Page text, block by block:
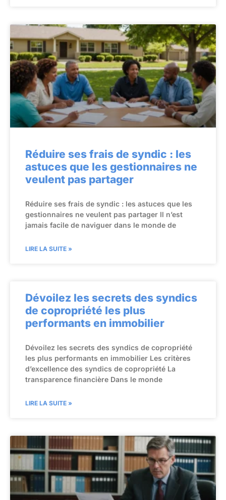
Réduire ses frais de syndic : les
astuces que les gestionnaires ne
veulent pas partager
Réduire ses frais de syndic : les astuces que les
gestionnaires ne veulent pas partager Il n’est
jamais facile de naviguer dans le monde de
LIRE LA SUITE »
Dévoilez les secrets des syndics
de copropriété les plus
performants en immobilier
Dévoilez les secrets des syndics de copropriété
les plus performants en immobilier Les critères
d’excellence des syndics de copropriété La
transparence financière Dans le monde
LIRE LA SUITE »